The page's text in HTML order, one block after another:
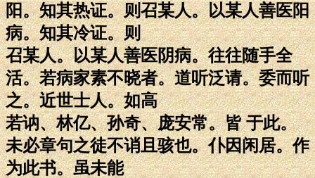
阳。知其热证。则召某人。以某人善医阳
病。知其冷证。则
召某人。以某人善医阴病。往往随手全
活。若病家素不晓者。道听泛请。委而听
之。近世士人。如高
若讷、林亿、孙奇、庞安常。皆 于此。
未必章句之徒不诮且骇也。仆因闲居。作
为此书。虽未能